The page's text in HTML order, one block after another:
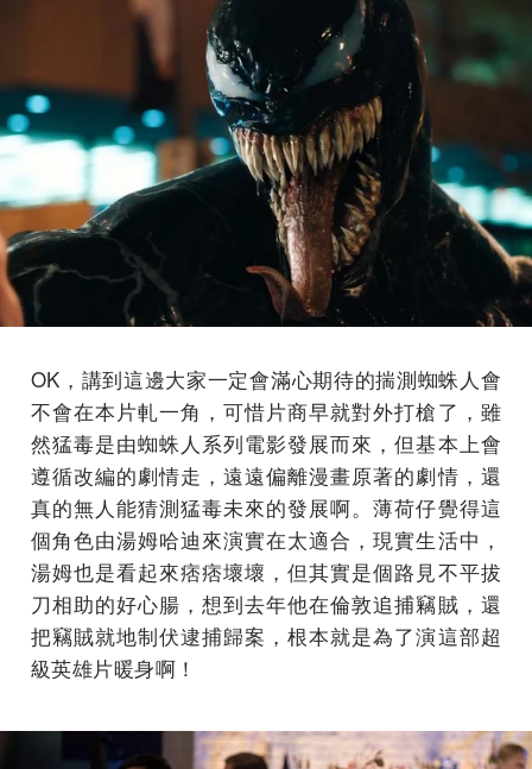
OK，講到這邊大家一定會滿心期待的揣測蜘蛛人會
不會在本片軋一角，可惜片商早就對外打槍了，雖
然猛毒是由蜘蛛人系列電影發展而來，但基本上會
遵循改編的劇情走，遠遠偏離漫畫原著的劇情，還
真的無人能猜測猛毒未來的發展啊。薄荷仔覺得這
個角色由湯姆哈迪來演實在太適合，現實生活中，
湯姆也是看起來痞痞壞壞，但其實是個路見不平拔
刀相助的好心腸，想到去年他在倫敦追捕竊賊，還
把竊賊就地制伏逮捕歸案，根本就是為了演這部超
級英雄片暖身啊！